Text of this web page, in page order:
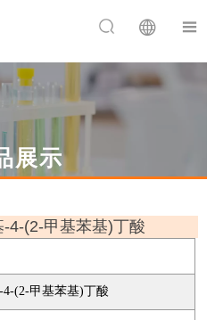
 
展示
4-(2-甲基苯基)丁酸
4-(2-甲基苯基)丁酸